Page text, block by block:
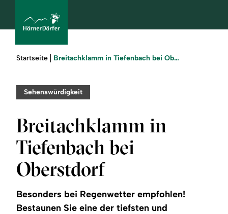
Urlaub
buchen
Sommer
Winter
Sie
Startseite Breitachklamm in Tiefenbach bei Oberstdorf
Sehenswürdigkeit
Breitachklamm in
Tiefenbach bei
Oberstdorf
Besonders bei Regenwetter empfohlen!
Bestaunen Sie eine der tiefsten und